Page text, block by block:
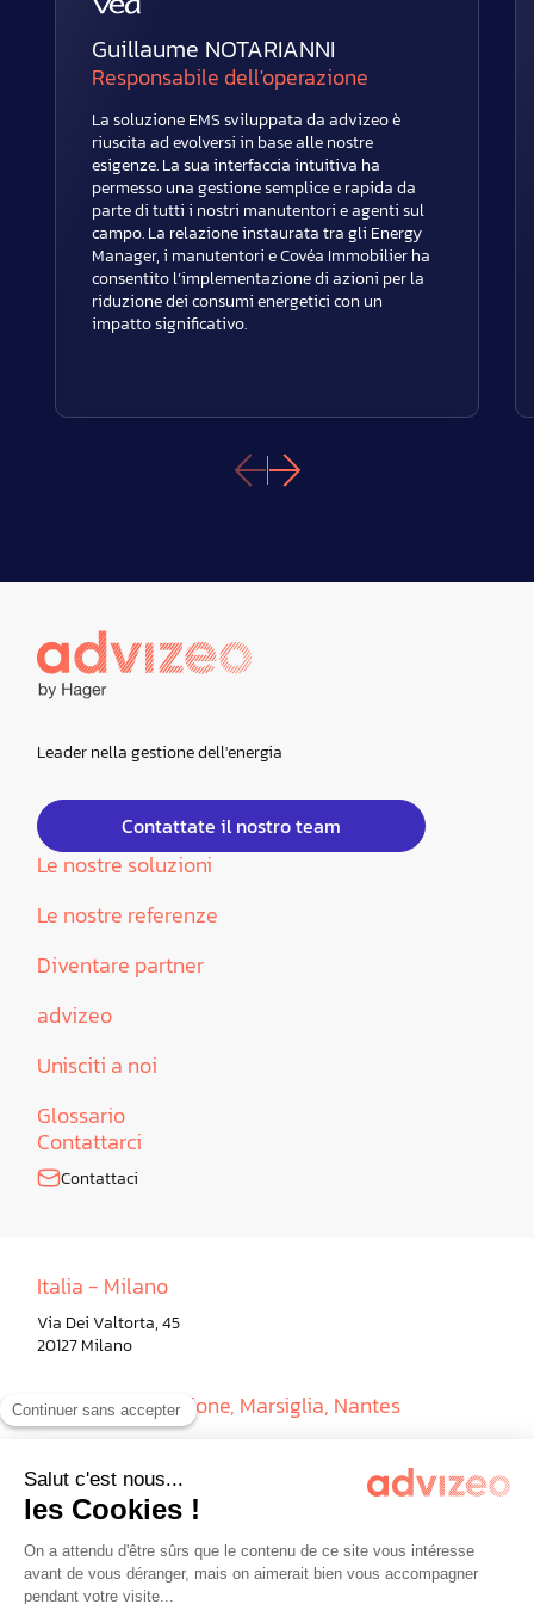
Guillaume NOTARIANNI
Responsabile dell'operazione
La soluzione EMS sviluppata da advizeo è
riuscita ad evolversi in base alle nostre
esigenze. La sua interfaccia intuitiva ha
permesso una gestione semplice e rapida da
parte di tutti i nostri manutentori e agenti sul
campo. La relazione instaurata tra gli Energy
Manager, i manutentori e Covéa Immobilier ha
consentito l’implementazione di azioni per la
riduzione dei consumi energetici con un
impatto significativo.
Leader nella gestione dell'energia
Contattate il nostro team
Le nostre soluzioni
Le nostre referenze
Diventare partner
advizeo
Unisciti a noi
Glossario
Contattarci
Contattaci
Italia - Milano
Via Dei Valtorta, 45
20127 Milano
Francia - Paris, Lione, Marsiglia, Nantes
Germania - Berlino